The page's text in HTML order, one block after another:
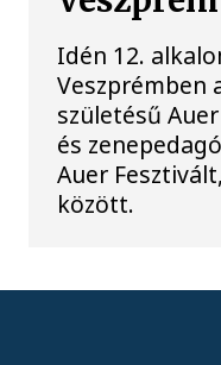
Idén 12.
Veszprémben
születésű
és
Auer
között.